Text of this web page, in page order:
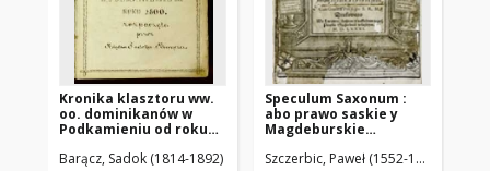
Kronika klasztoru ww.
oo. dominikanów w
Podkamieniu od roku
księdza Sadoka
Barącz, Sadok (1814-1892)
Speculum Saxonum :
abo prawo saskie y
Magdeburskie
z Laćinskich y
Szczerbic, Paweł (1552-1609). Tł.